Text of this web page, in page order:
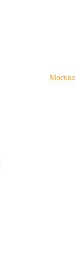
Москва